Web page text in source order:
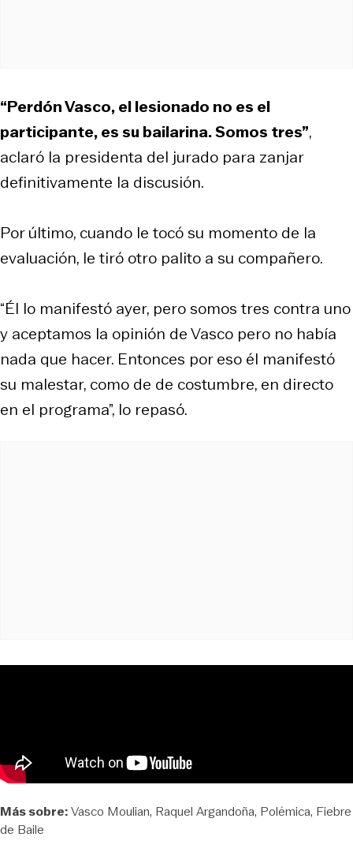
“Perdón Vasco, el lesionado no es el
participante, es su bailarina. Somos tres”,
aclaró la presidenta del jurado para zanjar
definitivamente la discusión.
Por último, cuando le tocó su momento de la
evaluación, le tiró otro palito a su compañero.
“Él lo manifestó ayer, pero somos tres contra uno
y aceptamos la opinión de Vasco pero no había
nada que hacer. Entonces por eso él manifestó
su malestar, como de de costumbre, en directo
en el programa”, lo repasó.
Más sobre:Vasco Moulian Raquel Argandoña Polémica Fiebre
de Baile